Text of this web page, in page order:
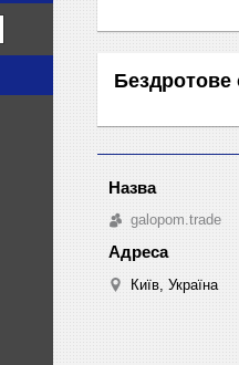
Бездротове
galopom.trade
Київ, Україна